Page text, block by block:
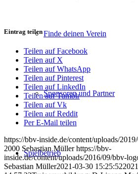
Finde deinen Verein
Sponsoren und Partner
Spielbetrieb
Eintrag teilen
Teilen auf Facebook
Teilen auf X
Teilen auf WhatsApp
Teilen auf Pinterest
Teilen auf LinkedIn
Teilen auf Tumblr
Teilen auf Vk
Teilen auf Reddit
Per E-Mail teilen
https://bbv-inside.de/content/uploads/
2000 Sebastian Müller https://bbv-
inside.de/content/uploads/2016/09/bbv-
Sebastian Müller2021-03-30 15:25:52